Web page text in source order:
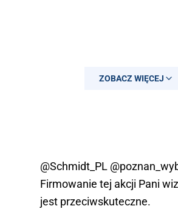
29 maja 2017
ZOBACZ WIĘCEJ
@Schmidt_PL
Firmowanie tej akcji Pani
jest przeciwskuteczne.